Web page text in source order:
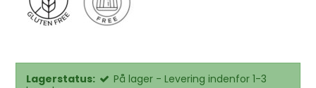
Lagerstatus:
På lager - Levering indenfor 1-3